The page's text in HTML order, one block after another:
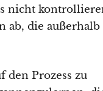
nicht
ab, die außerhalb
den Prozess zu